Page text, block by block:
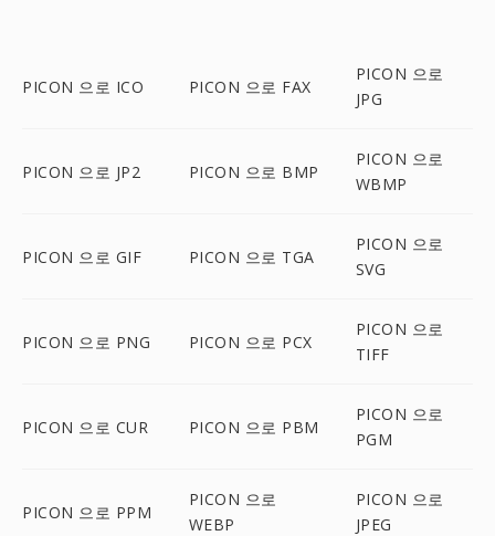
PICON 으로 ICO PICON 으로 FAX
PICON 으로
JPG
PICON 으로 JP2 PICON 으로 BMP
PICON 으로
WBMP
PICON 으로 GIF PICON 으로 TGA
PICON 으로
SVG
PICON 으로 PNG PICON 으로 PCX
PICON 으로
TIFF
PICON 으로 CUR PICON 으로 PBM
PICON 으로
PGM
PICON 으로 PPM
PICON 으로
WEBP
PICON 으로
JPEG